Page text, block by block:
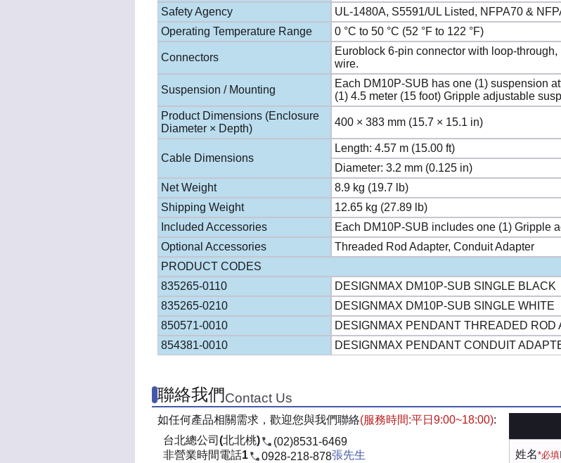
Safety Agency
UL-1480A, S5591/UL Listed, NFPA70 &
Operating Temperature Range
0 °C to 50 °C (52 °F to 122 °F)
Connectors
Euroblock 6-pin connector with loop-
wire.
Suspension / Mounting
Each DM10P-SUB has one (1) suspension
(1) 4.5 meter (15 foot) Gripple adjustable
Product Dimensions (Enclosure
Diameter × Depth)
400 × 383 mm (15.7 × 15.1 in)
Cable Dimensions
Length: 4.57 m (15.00 ft)
Diameter: 3.2 mm (0.125 in)
Net Weight
8.9 kg (19.7 lb)
Shipping Weight
12.65 kg (27.89 lb)
Included Accessories
Each DM10P-SUB includes one (1) Gripple
Optional Accessories
Threaded Rod Adapter, Conduit Adapter
PRODUCT CODES
835265-0110
DESIGNMAX DM10P-SUB SINGLE BLACK
835265-0210
DESIGNMAX DM10P-SUB SINGLE WHITE
850571-0010
DESIGNMAX PENDANT THREADED ROD
854381-0010
DESIGNMAX PENDANT CONDUIT
聯絡我們Contact Us
如任何產品相關需求，歡迎您與我們聯絡(服務時間:平日9:00~18:00):
台北總公司(北北桃)
(02)8531-6469
非營業時間電話1
0928-218-878張先生
姓名*必填